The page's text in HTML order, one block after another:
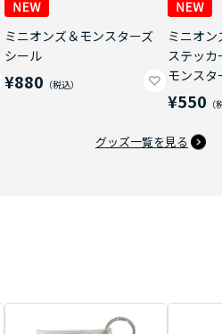
ミニオンズ＆モンスターズ
シール
¥880
ミニオ
ステッ
モンスタ
¥550
グッズ一覧を見る